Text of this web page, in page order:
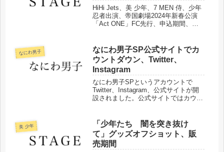
HiHi Jets、美 少年、7 MEN 侍、少年
忍者出演、帝国劇場2024年新春公演
「Act ONE」FC先行、申込期間、当
なにわ男子
なにわ男子SP公式サイトでカ
ウントダウン、Twitter、
Instagram
なにわ男子SPというアカウントで
Twitter、Instagram、公式サイトが開
設されました。公式サイトではカウン
美 少年
「少年たち 闇を突き抜け
て」グッズオフショット、販
売期間